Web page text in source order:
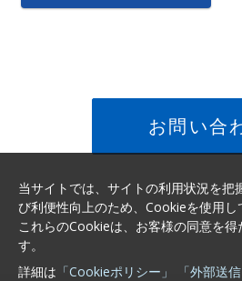
お問い合
当サイトでは、サイトの利用状況を把
び利便性向上のため、Cookieを使用し
これらのCookieは、お客様の同意を得
す。
詳細は 「Cookieポリシー」 「外部送